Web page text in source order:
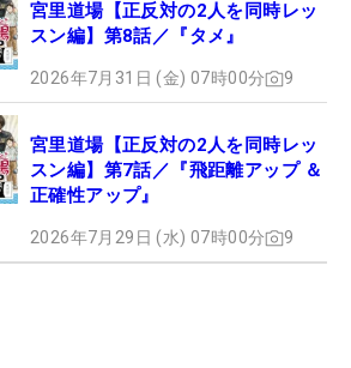
宮里道場【正反対の2人を同時レッ
スン編】第8話／『タメ』
2026年7月31日 (金) 07時00分 9
宮里道場【正反対の2人を同時レッ
スン編】第7話／『飛距離アップ ＆
正確性アップ』
2026年7月29日 (水) 07時00分 9